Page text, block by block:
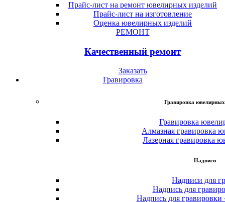
Прайс-лист на ремонт ювелирных изделий
Прайс-лист на изготовление
Оценка ювелирных изделий
РЕМОНТ
Качественный ремонт
Заказать
Гравировка
Гравировка ювелирных
Гравировка
Алмазная гравировка
Лазерная гравировка
Надписи
Надписи для
Надпись для
Надпись для